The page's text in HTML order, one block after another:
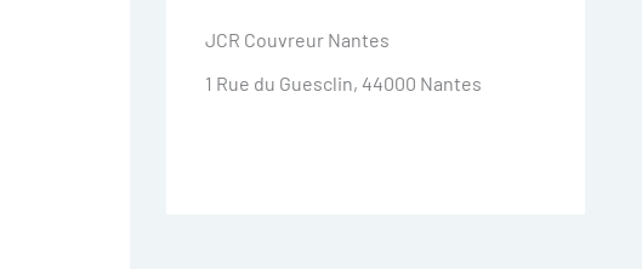
JCR Couvreur Nantes
1 Rue du Guesclin, 44000 Nantes